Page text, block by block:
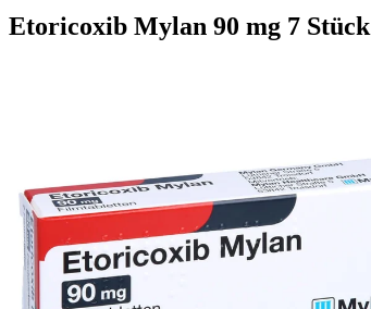
Etoricoxib Mylan 90 mg 7 Stück